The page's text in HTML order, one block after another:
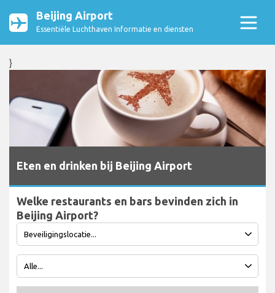
Beijing Airport
Essentiële Luchthaven Informatie en diensten
}
Eten en drinken bij Beijing Airport
Welke restaurants en bars bevinden zich in
Beijing Airport?